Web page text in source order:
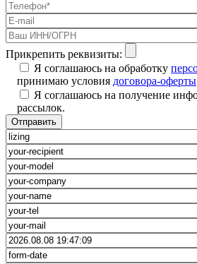
Прикрепить реквизиты:
Я соглашаюсь на обработку
принимаю условия договора-оферты
Я соглашаюсь на получение
рассылок.